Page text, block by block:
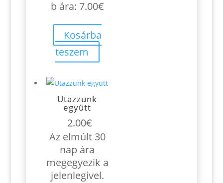
b ára: 7.00€
Kosárba
teszem
Utazzunk
együtt
2.00€
Az elmúlt 30
nap ára
megegyezik a
jelenlegivel.